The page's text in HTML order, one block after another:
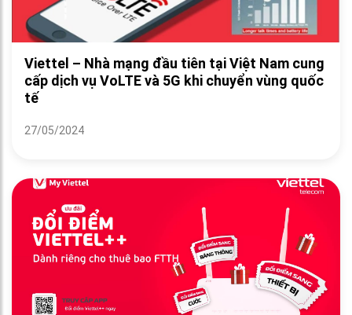
Viettel – Nhà mạng đầu tiên tại Việt Nam cung
cấp dịch vụ VoLTE và 5G khi chuyển vùng quốc
tế
27/05/2024